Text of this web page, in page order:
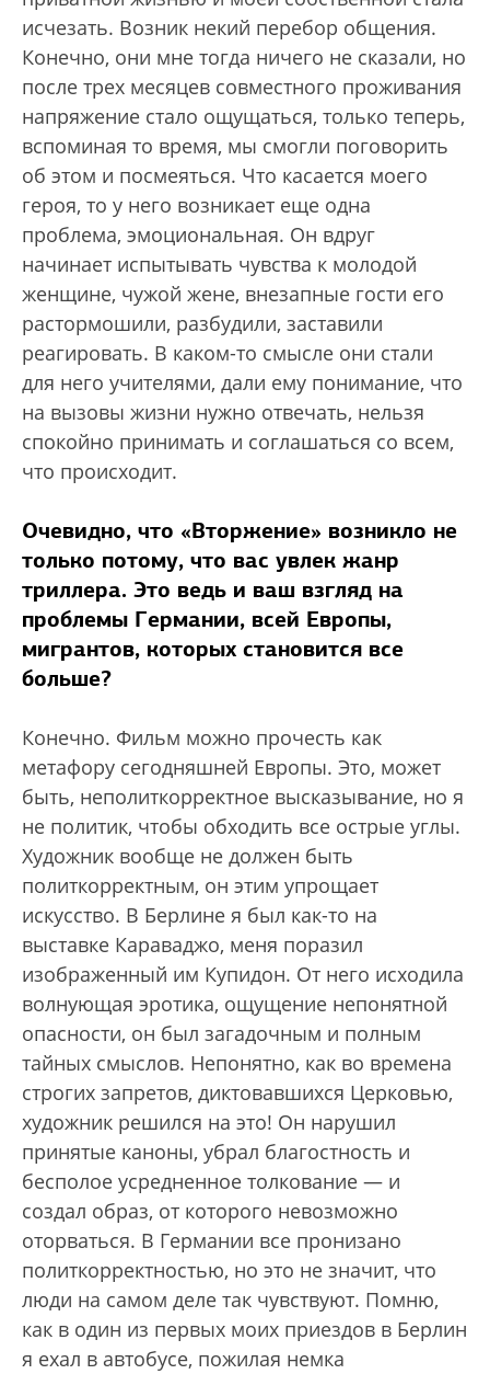
исчезать. Возник некий перебор общения.
Конечно, они мне тогда ничего не сказали, но
после трех месяцев совместного проживания
напряжение стало ощущаться, только теперь,
вспоминая то время, мы смогли поговорить
об этом и посмеяться. Что касается моего
героя, то у него возникает еще одна
проблема, эмоциональная. Он вдруг
начинает испытывать чувства к молодой
женщине, чужой жене, внезапные гости его
растормошили, разбудили, заставили
реагировать. В каком-то смысле они стали
для него учителями, дали ему понимание, что
на вызовы жизни нужно отвечать, нельзя
спокойно принимать и соглашаться со всем,
что происходит.
Очевидно, что «Вторжение» возникло не
только потому, что вас увлек жанр
триллера. Это ведь и ваш взгляд на
проблемы Германии, всей Европы,
мигрантов, которых становится все
больше?
Конечно. Фильм можно прочесть как
метафору сегодняшней Европы. Это, может
быть, неполиткорректное высказывание, но я
не политик, чтобы обходить все острые углы.
Художник вообще не должен быть
политкорректным, он этим упрощает
искусство. В Берлине я был как-то на
выставке Караваджо, меня поразил
изображенный им Купидон. От него исходила
волнующая эротика, ощущение непонятной
опасности, он был загадочным и полным
тайных смыслов. Непонятно, как во времена
строгих запретов, диктовавшихся Церковью,
художник решился на это! Он нарушил
принятые каноны, убрал благостность и
бесполое усредненное толкование — и
создал образ, от которого невозможно
оторваться. В Германии все пронизано
политкорректностью, но это не значит, что
люди на самом деле так чувствуют. Помню,
как в один из первых моих приездов в Берлин
я ехал в автобусе, пожилая немка